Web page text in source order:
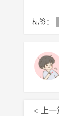
标签：
< 上一